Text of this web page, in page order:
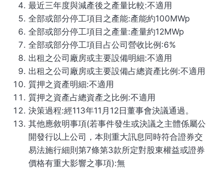
最近三年度與減產後之產量比較:不適用
全部或部分停工項目之產能:產能約100MWp
全部或部分停工項目之產量:產量約12MWp
全部或部分停工項目占公司營收比例:6%
出租之公司廠房或主要設備明細:不適用
出租之公司廠房或主要設備占總資產比例:不適用
質押之資產明細:不適用
質押之資產占總資產之比例:不適用
決策過程:經113年11月12日董事會決議通過。
其他應敘明事項(若事件發生或決議之主體係屬公
開發行以上公司，本則重大訊息同時符合證券交
易法施行細則第7條第3款所定對股東權益或證券
價格有重大影響之事項):無